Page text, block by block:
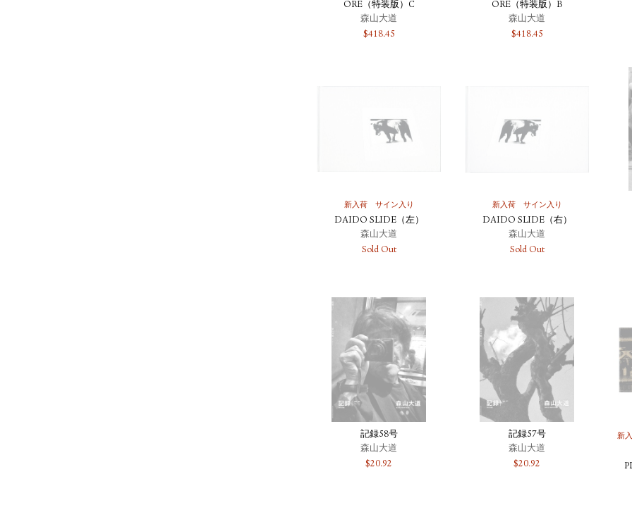
ORE（特装版）C
森山大道
$418.45
ORE（特装版）B
森山大道
$418.45
新入荷 サイン入り
DAIDO SLIDE（左）
森山大道
Sold Out
新入荷 サイン入り
DAIDO SLIDE（右）
森山大道
Sold Out
記録58号
森山大道
$20.92
記録57号
森山大道
$20.92
新